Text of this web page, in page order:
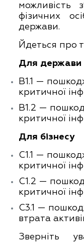
можливість
фізичних
держави.
Йдеться про
Для держави
B1.1 —
критичної
B1.2 —
критичної
Для бізнесу
C1.1 —
критичної
C1.2 —
критичної
C3.1 —
втрата
Зверніть